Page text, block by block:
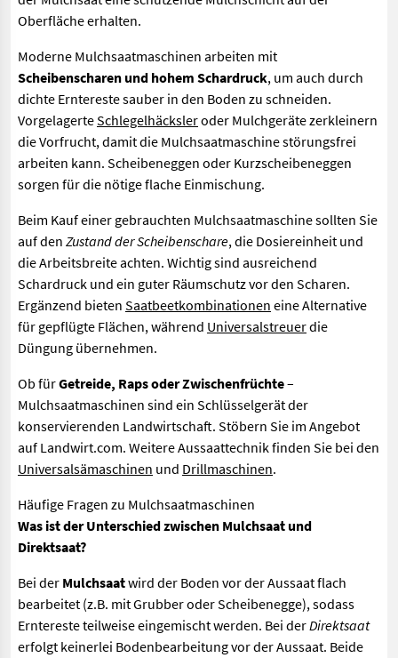
Oberfläche erhalten.
Moderne Mulchsaatmaschinen arbeiten mit
Scheibenscharen und hohem Schardruck, um auch durch
dichte Erntereste sauber in den Boden zu schneiden.
VorgelagerteSchlegelhäcksleroder Mulchgeräte zerkleinern
die Vorfrucht, damit die Mulchsaatmaschine störungsfrei
arbeiten kann. Scheibeneggen oder Kurzscheibeneggen
sorgen für die nötige flache Einmischung.
Beim Kauf einer gebrauchten Mulchsaatmaschine sollten Sie
auf den Zustand der Scheibenschare, die Dosiereinheit und
die Arbeitsbreite achten. Wichtig sind ausreichend
Schardruck und ein guter Räumschutz vor den Scharen.
Ergänzend bieten Saatbeetkombinationen eine Alternative
für gepflügte Flächen, während Universalstreuerdie
Düngung übernehmen.
Ob fürGetreide, Raps oder Zwischenfrüchte–
Mulchsaatmaschinen sind ein Schlüsselgerät der
konservierenden Landwirtschaft. Stöbern Sie im Angebot
auf Landwirt.com. Weitere Aussaattechnik finden Sie bei den
Universalsämaschinen und Drillmaschinen.
Häufige Fragen zu Mulchsaatmaschinen
Was ist der Unterschied zwischen Mulchsaat und
Direktsaat?
Bei der Mulchsaatwird der Boden vor der Aussaat flach
bearbeitet (z.B. mit Grubber oder Scheibenegge), sodass
Erntereste teilweise eingemischt werden. Bei derDirektsaat
erfolgt keinerlei Bodenbearbeitung vor der Aussaat. Beide